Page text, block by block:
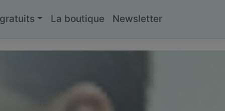
La boutique Newsletter